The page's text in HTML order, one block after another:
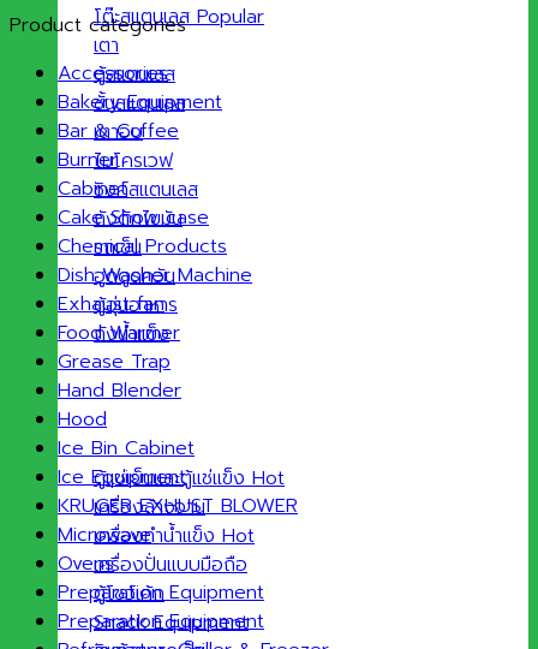
โต๊ะสแตนเลส
เตา
ตู้สแตนเลส
ชั้นสแตนเลส
เตาอบ
ไมโครเวฟ
ซิงค์สแตนเลส
ถังดักไขมัน
รถเข็น
ฮูดดูดควัน
ตู้อุ่นอาหาร
ถังน้ำแข็ง
ตู้แช่เย็นและตู้แช่แข็ง
เครื่องล้างจาน
เครื่องทำน้ำแข็ง
เครื่องปั่นแบบมือถือ
ตู้โชว์เค้ก
Snack Equipment
Product categories
Accessories
Bakery Equipment
Bar & Coffee
Burner
Cabinet
Cake Show case
Chemical Products
Dish Washer Machine
Exhaust fan
Food Warmer
Grease Trap
Hand Blender
Hood
Ice Bin Cabinet
Ice Equipment
KRUGER EXHUST BLOWER
Microwave
Ovens
Preparation Equipment
Preparation Equipment